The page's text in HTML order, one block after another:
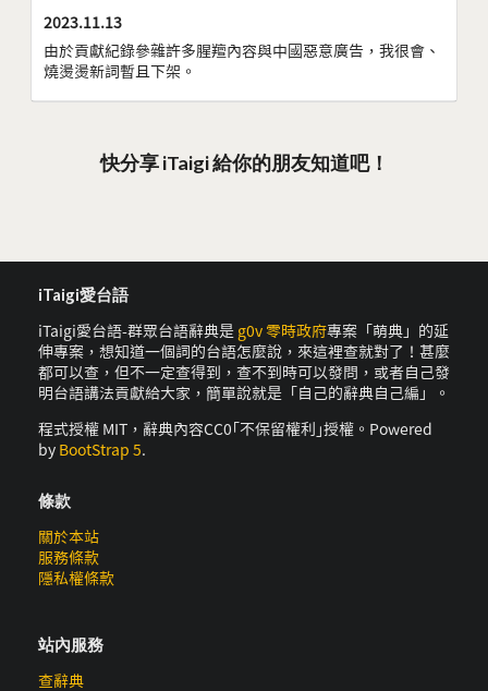
2023.11.13
由於貢獻紀錄參雜許多腥羶內容與中國惡意廣告，我很會、
燒燙燙新詞暫且下架。
快分享 iTaigi 給你的朋友知道吧！
iTaigi愛台語
iTaigi愛台語-群眾台語辭典是 g0v 零時政府專案「萌典」的延
伸專案，想知道一個詞的台語怎麼說，來這裡查就對了！甚麼
都可以查，但不一定查得到，查不到時可以發問，或者自己發
明台語講法貢獻給大家，簡單說就是「自己的辭典自己編」。
程式授權 MIT，辭典內容CC0｢不保留權利｣授權。Powered
by BootStrap 5.
條款
關於本站
服務條款
隱私權條款
站內服務
查辭典